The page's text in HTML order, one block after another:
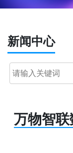
新闻中心
万物智